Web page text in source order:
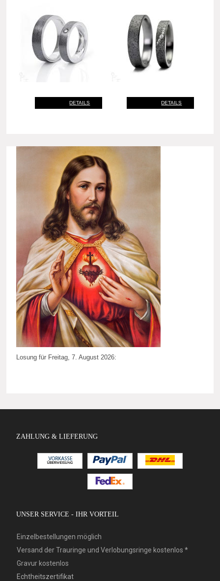
DETAILS DETAILS
Losung für Freitag, 7. August 2026:
ZAHLUNG & LIEFERUNG
UNSER SERVICE - IHR VORTEIL
Einzelbestellungen möglich
Versand der Trauringe und Verlobungsringe kostenlos *
Gravur kostenlos
Echtheitszertifikat